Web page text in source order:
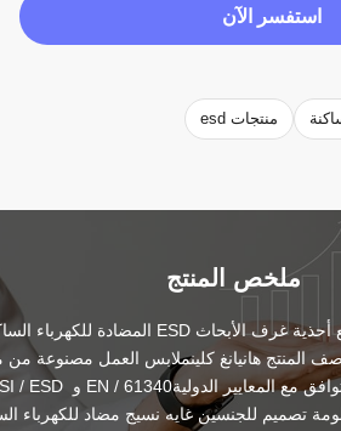
الآن
منتجات esd
ملخص المنتج
سعر معقول PU مصنع أحذية غرف الأبحاث ESD المضادة للكهرباء الساكنة
متوفر بألوان مختلفة وصف المنتج هانيانغ كلينملابس العمل مصنوعة من مواد
ذات جودة عاليةالتي تتوافق مع المعايير الدوليةEN / 61340 و ANSI / ESD
S20.20.00المعايير. معلومة تصميم للجنسين غايه نسيج مضاد للكهرباء الساكنة